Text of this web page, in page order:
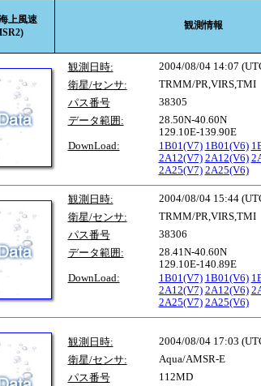
上風速
観測情報
観測日時:
2004/08/04 14:07
衛星/センサ:
TRMM/PR,VIRS,TMI
パス番号
38305
データ範囲:
28.50N-40.60N
129.10E-139.90E
DownLoad:
1B01(V7) 1B01(V6)
2A12(V7) 2A12(V6)
2A25(V7) 2A25(V6)
観測日時:
2004/08/04 15:44
衛星/センサ:
TRMM/PR,VIRS,TMI
パス番号
38306
データ範囲:
28.41N-40.60N
129.10E-140.89E
DownLoad:
1B01(V7) 1B01(V6)
2A12(V7) 2A12(V6)
2A25(V7) 2A25(V6)
観測日時:
2004/08/04 17:03
衛星/センサ:
Aqua/AMSR-E
パス番号
112MD